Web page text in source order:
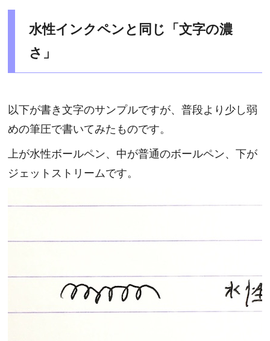
水性インクペンと同じ「文字の濃
さ」
以下が書き文字のサンプルですが、普段より少し弱
めの筆圧で書いてみたものです。
上が水性ボールペン、中が普通のボールペン、下が
ジェットストリームです。